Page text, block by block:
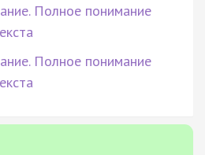
Полное понимание
Полное понимание